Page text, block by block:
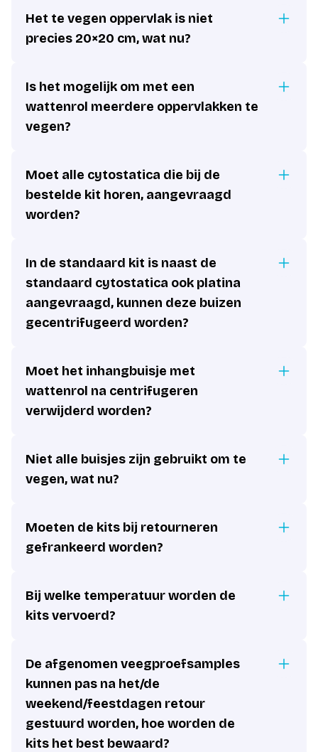
Het te vegen oppervlak is niet
precies 20×20 cm, wat nu?
Is het mogelijk om met een
wattenrol meerdere oppervlakken te
vegen?
Moet alle cytostatica die bij de
bestelde kit horen, aangevraagd
worden?
In de standaard kit is naast de
standaard cytostatica ook platina
aangevraagd, kunnen deze buizen
gecentrifugeerd worden?
Moet het inhangbuisje met
wattenrol na centrifugeren
verwijderd worden?
Niet alle buisjes zijn gebruikt om te
vegen, wat nu?
Moeten de kits bij retourneren
gefrankeerd worden?
Bij welke temperatuur worden de
kits vervoerd?
De afgenomen veegproefsamples
kunnen pas na het/de
weekend/feestdagen retour
gestuurd worden, hoe worden de
kits het best bewaard?